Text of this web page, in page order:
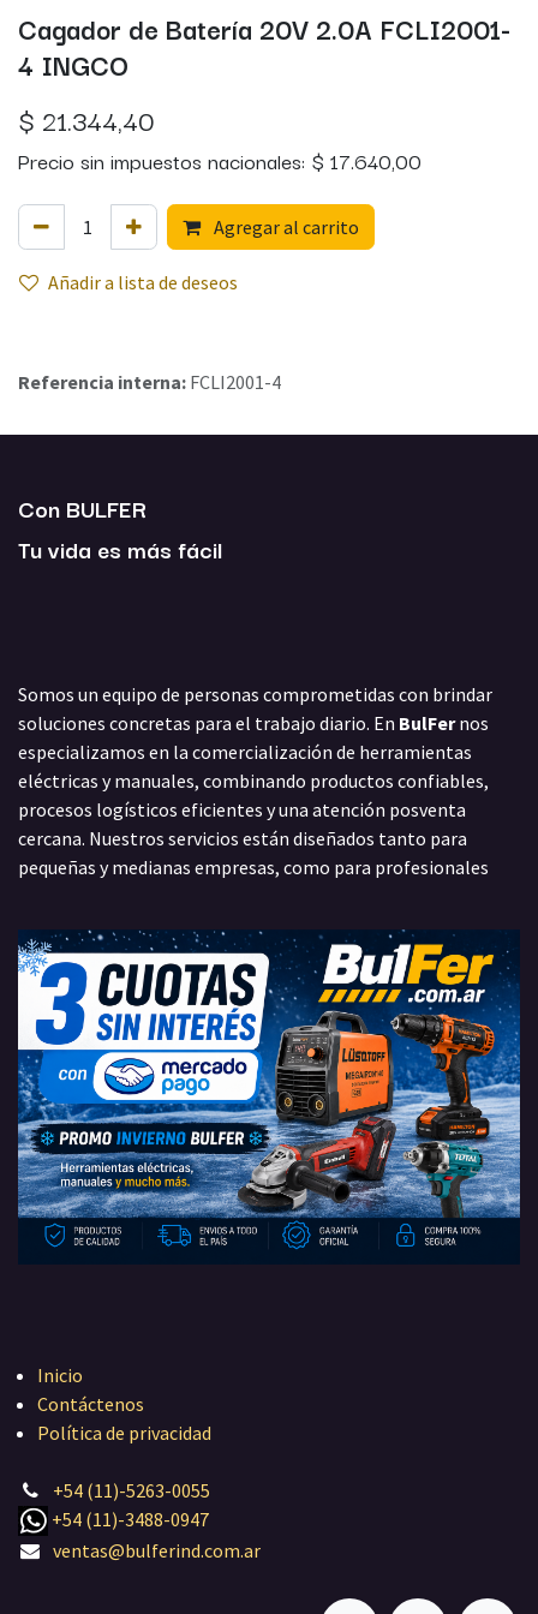
Cagador de Batería 20V 2.0A FCLI2001-
4 INGCO
$ 21.344,40
Precio sin impuestos nacionales: $ 17.640,00
Agregar al carrito
Añadir a lista de deseos
Referencia interna: FCLI2001-4
Con BULFER
Tu vida es más fácil
Somos un equipo de personas comprometidas con brindar
soluciones concretas para el trabajo diario. En BulFernos
especializamos en la comercialización de herramientas
eléctricas y manuales, combinando productos confiables,
procesos logísticos eficientes y una atención posventa
cercana. Nuestros servicios están diseñados tanto para
pequeñas y medianas empresas, como para profesionales
Inicio
Contáctenos
Política de privacidad
+54 (11)-5263-0055
+54 (11)-3488-0947
ventas@bulferind.com.ar